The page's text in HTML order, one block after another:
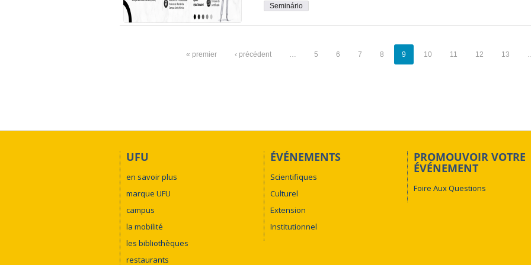
Seminário
« premier ‹ précédent … 5 6 7 8 9 10 11 12 13
UFU
en savoir plus
marque UFU
campus
la mobilité
les bibliothèques
restaurants
ÉVÉNEMENTS
Scientifiques
Culturel
Extension
Institutionnel
PROMOUVOIR VOTRE
ÉVÉNEMENT
Foire Aux Questions